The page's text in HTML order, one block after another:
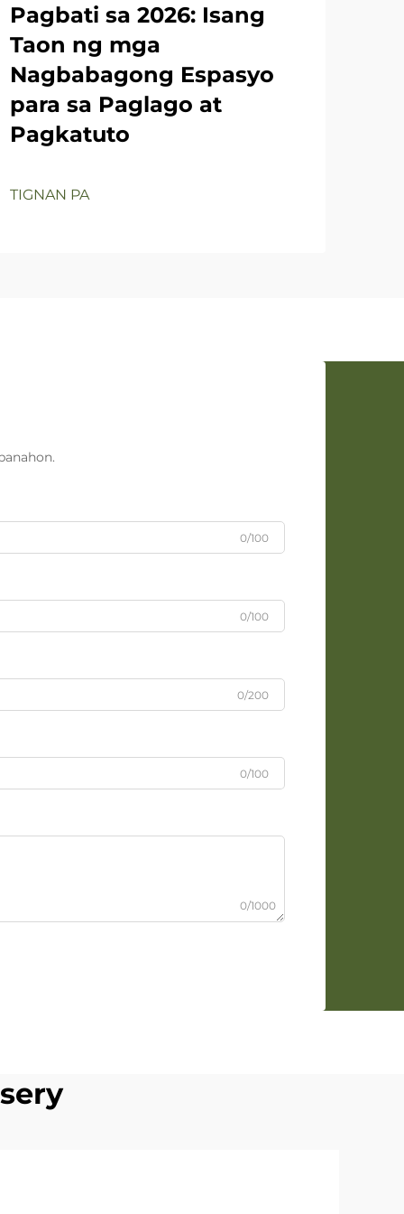
Pagbati sa 2026: Isang
Taon ng mga
Nagbabagong Espasyo
para sa Paglago at
Pagkatuto
TIGNAN PA
0/100
0/100
0/200
0/100
0/1000